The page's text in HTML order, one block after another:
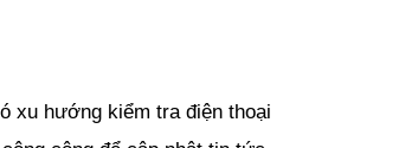
xu hướng kiểm tra điện thoại